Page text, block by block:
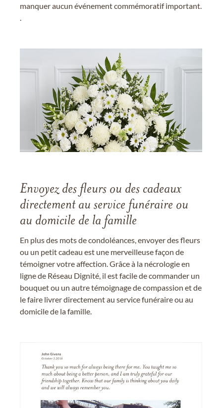
manquer aucun événement commémoratif important.
Envoyez des fleurs ou des cadeaux
directement au service funéraire ou
au domicile de la famille
En plus des mots de condoléances, envoyer des fleurs
ou un petit cadeau est une merveilleuse façon de
témoigner votre affection. Grâce à la nécrologie en
ligne de Réseau Dignité, il est facile de commander un
bouquet ou un autre témoignage de compassion et de
le faire livrer directement au service funéraire ou au
domicile de la famille.